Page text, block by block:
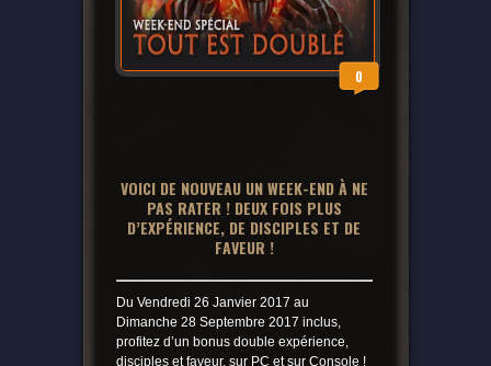
0
VOICI DE NOUVEAU UN WEEK-END À NE
PAS RATER ! DEUX FOIS PLUS
D’EXPÉRIENCE, DE DISCIPLES ET DE
FAVEUR !
Du Vendredi 26 Janvier 2017 au
Dimanche 28 Septembre 2017 inclus,
profitez d’un bonus double expérience,
disciples et faveur, sur PC et sur Console !